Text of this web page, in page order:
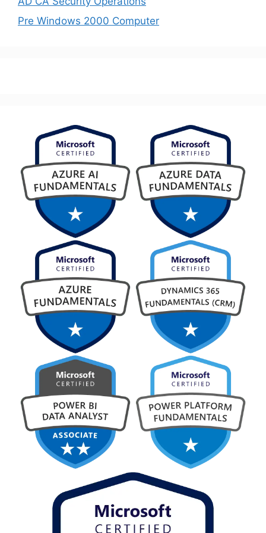
Pre Windows 2000 Computer